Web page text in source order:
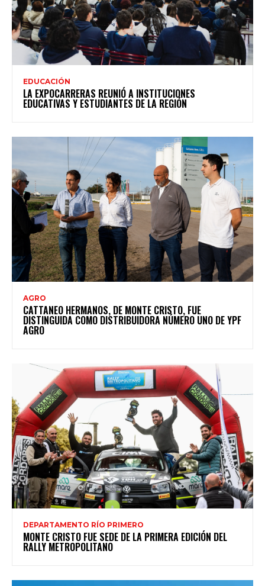
EDUCACIÓN
LA EXPOCARRERAS REUNIÓ A INSTITUCIONES
EDUCATIVAS Y ESTUDIANTES DE LA REGIÓN
AGRO
CATTANEO HERMANOS, DE MONTE CRISTO, FUE
DISTINGUIDA COMO DISTRIBUIDORA NÚMERO UNO DE YPF
AGRO
DEPARTAMENTO RÍO PRIMERO
MONTE CRISTO FUE SEDE DE LA PRIMERA EDICIÓN DEL
RALLY METROPOLITANO